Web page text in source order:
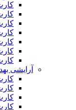
آرایشی